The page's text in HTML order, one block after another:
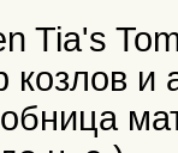
Tia's
и